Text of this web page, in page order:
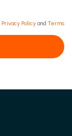
Privacy Policy and Terms